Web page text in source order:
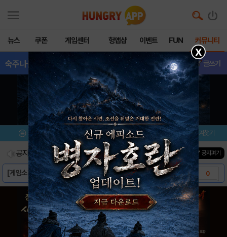
뉴스 쿠폰 게임센터 헝앱샵 이벤트 FUN 커뮤니티
숙주나물인DX - 공략&팁 글쓰기
메뉴 이벤트/미션 설치/평가 즐겨찾기
공지사항 진행중인 이벤트0건 ▼ 공지펴기
[게임소개] - 숙주나물인DX 0
X